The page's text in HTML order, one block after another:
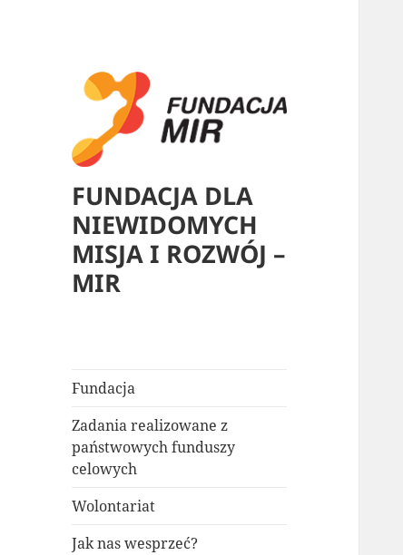
FUNDACJA DLA
NIEWIDOMYCH
MISJA I ROZWÓJ –
MIR
Fundacja
Zadania realizowane z
państwowych funduszy
celowych
Wolontariat
Jak nas wesprzeć?